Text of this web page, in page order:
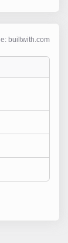
builtwith.com